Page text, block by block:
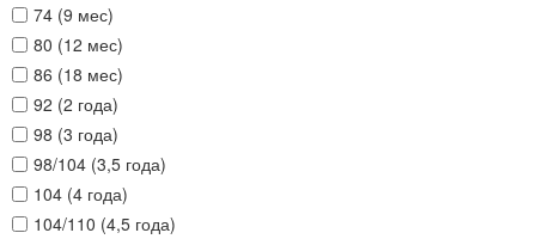
74 (9 мес)
80 (12 мес)
86 (18 мес)
92 (2 года)
98 (3 года)
98/104 (3,5 года)
104 (4 года)
104/110 (4,5 года)